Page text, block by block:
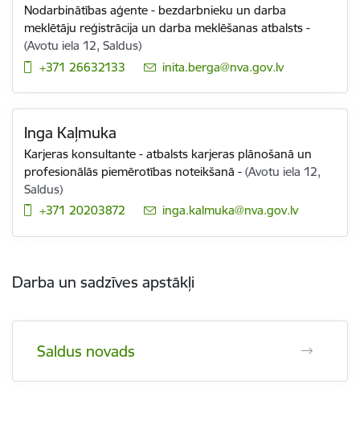
Nodarbinātības aģente - bezdarbnieku un darba
meklētāju reģistrācija un darba meklēšanas atbalsts -
(Avotu iela 12, Saldus)
+371 26632133
E-pasts:
inita.berga@nva.gov.lv
Inga Kaļmuka
Karjeras konsultante - atbalsts karjeras plānošanā un
profesionālās piemērotības noteikšanā -(Avotu iela 12,
Saldus)
+371 20203872
E-pasts:
inga.kalmuka@nva.gov.lv
Darba un sadzīves apstākļi
Saldus novads